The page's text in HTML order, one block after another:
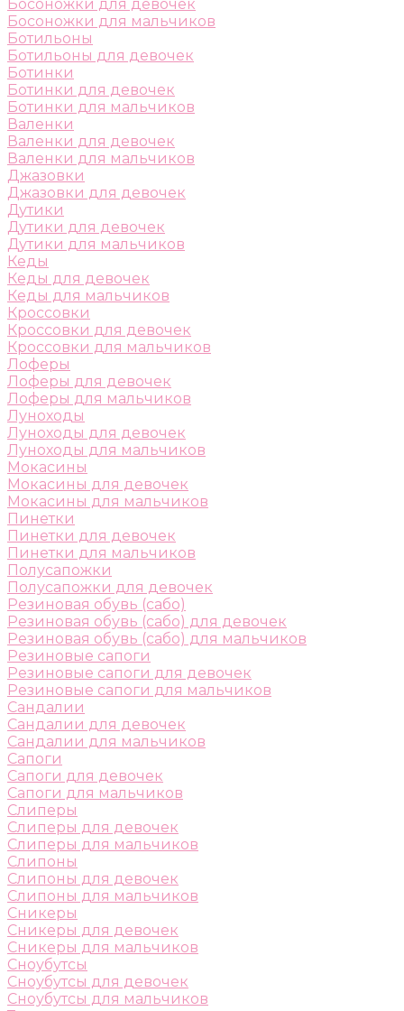
Босоножки для девочек
Босоножки для мальчиков
Ботильоны
Ботильоны для девочек
Ботинки
Ботинки для девочек
Ботинки для мальчиков
Валенки
Валенки для девочек
Валенки для мальчиков
Джазовки
Джазовки для девочек
Дутики
Дутики для девочек
Дутики для мальчиков
Кеды
Кеды для девочек
Кеды для мальчиков
Кроссовки
Кроссовки для девочек
Кроссовки для мальчиков
Лоферы
Лоферы для девочек
Лоферы для мальчиков
Луноходы
Луноходы для девочек
Луноходы для мальчиков
Мокасины
Мокасины для девочек
Мокасины для мальчиков
Пинетки
Пинетки для девочек
Пинетки для мальчиков
Полусапожки
Полусапожки для девочек
Резиновая обувь (сабо)
Резиновая обувь (сабо) для девочек
Резиновая обувь (сабо) для мальчиков
Резиновые сапоги
Резиновые сапоги для девочек
Резиновые сапоги для мальчиков
Сандалии
Сандалии для девочек
Сандалии для мальчиков
Сапоги
Сапоги для девочек
Сапоги для мальчиков
Слиперы
Слиперы для девочек
Слиперы для мальчиков
Слипоны
Слипоны для девочек
Слипоны для мальчиков
Сникеры
Сникеры для девочек
Сникеры для мальчиков
Сноубутсы
Сноубутсы для девочек
Сноубутсы для мальчиков